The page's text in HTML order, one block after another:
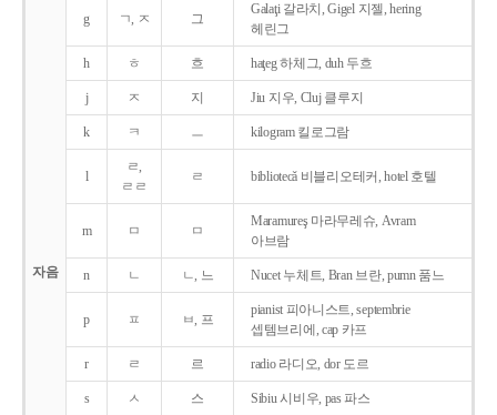
자음
g ㄱ, ㅈ 그
Galaţi 갈라치, Gigel 지젤, hering
헤린그
h ㅎ 흐 haţeg 하체그, duh 두흐
j ㅈ 지 Jiu 지우, Cluj 클루지
k ㅋ ㅡ kilogram 킬로그람
l
ㄹ,
ㄹㄹ
ㄹ bibliotecǎ 비블리오테커, hotel 호텔
m ㅁ ㅁ
Maramureş 마라무레슈, Avram
아브람
n ㄴ ㄴ, 느 Nucet 누체트, Bran 브란, pumn 품느
p ㅍ ㅂ, 프
pianist 피아니스트, septembrie
셉템브리에, cap 카프
r ㄹ 르 radio 라디오, dor 도르
s ㅅ 스 Sibiu 시비우, pas 파스